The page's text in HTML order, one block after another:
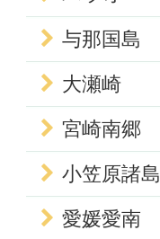
与那国島
大瀬崎
宮崎南郷
小笠原諸島
愛媛愛南